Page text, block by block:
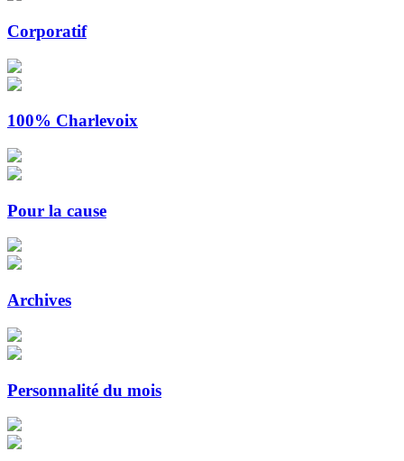
Corporatif
100% Charlevoix
Pour la cause
Archives
Personnalité du mois